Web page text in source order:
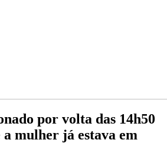
por volta das 14h50
a mulher já estava em